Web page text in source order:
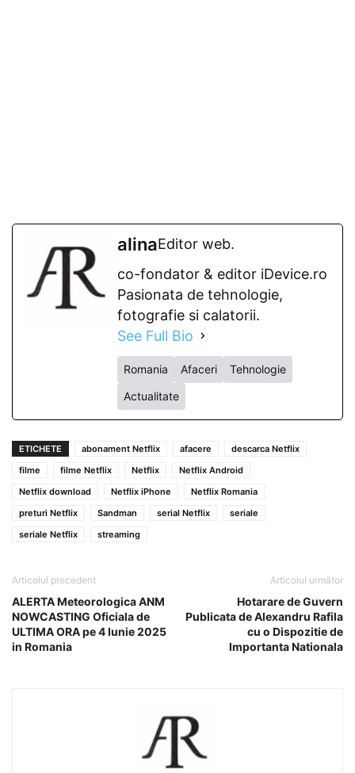
alinaEditor web.
co-fondator & editor iDevice.ro
Pasionata de tehnologie,
fotografie si calatorii.
See Full Bio
Romania Afaceri
Tehnologie
Actualitate
ETICHETE abonament Netflix afacere
descarca Netflix
filme
filme Netflix Netflix
Netflix Android
Netflix download
Netflix iPhone
Netflix Romania
preturi Netflix
Sandman serial Netflix
seriale
seriale Netflix
streaming
Articolul precedent
ALERTA Meteorologica ANM
NOWCASTING Oficiala de
ULTIMA ORA pe 4 Iunie 2025
in Romania
Articolul următor
Hotarare de Guvern
Publicata de Alexandru Rafila
cu o Dispozitie de
Importanta Nationala